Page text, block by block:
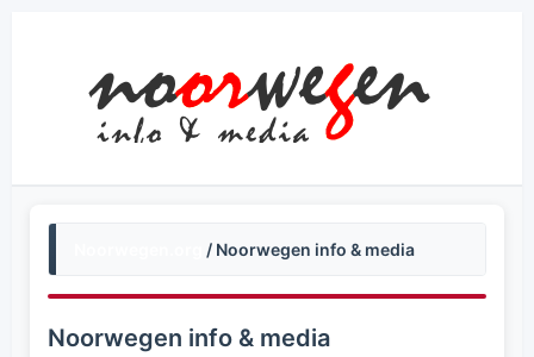
/ Noorwegen info & media
Noorwegen info & media